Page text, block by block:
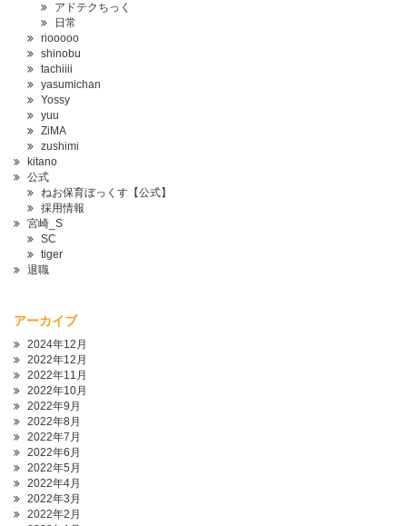
アドテクちっく
日常
riooooo
shinobu
tachiiii
yasumichan
Yossy
yuu
ZiMA
zushimi
kitano
公式
ねお保育ぼっくす【公式】
採用情報
宮崎_S
SC
tiger
退職
アーカイブ
2024年12月
2022年12月
2022年11月
2022年10月
2022年9月
2022年8月
2022年7月
2022年6月
2022年5月
2022年4月
2022年3月
2022年2月